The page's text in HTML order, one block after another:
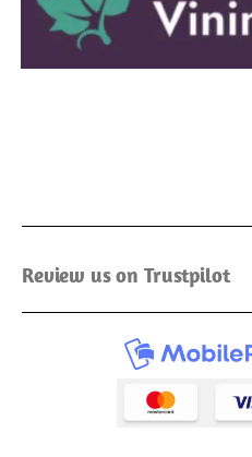
Review us on Trustpilot